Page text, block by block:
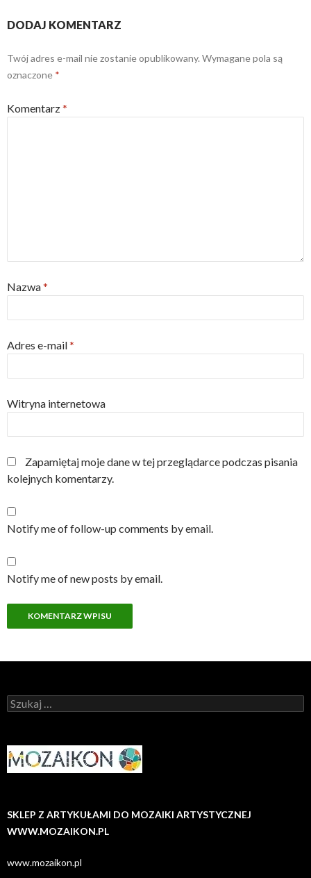
DODAJ KOMENTARZ
Twój adres e-mail nie zostanie opublikowany. Wymagane pola są
oznaczone *
Komentarz*
Nazwa*
Adres e-mail*
Witryna internetowa
Zapamiętaj moje dane w tej przeglądarce podczas pisania
kolejnych komentarzy.
Notify me of follow-up comments by email.
Notify me of new posts by email.
Szukaj:
SKLEP Z ARTYKUŁAMI DO MOZAIKI ARTYSTYCZNEJ
WWW.MOZAIKON.PL
www.mozaikon.pl